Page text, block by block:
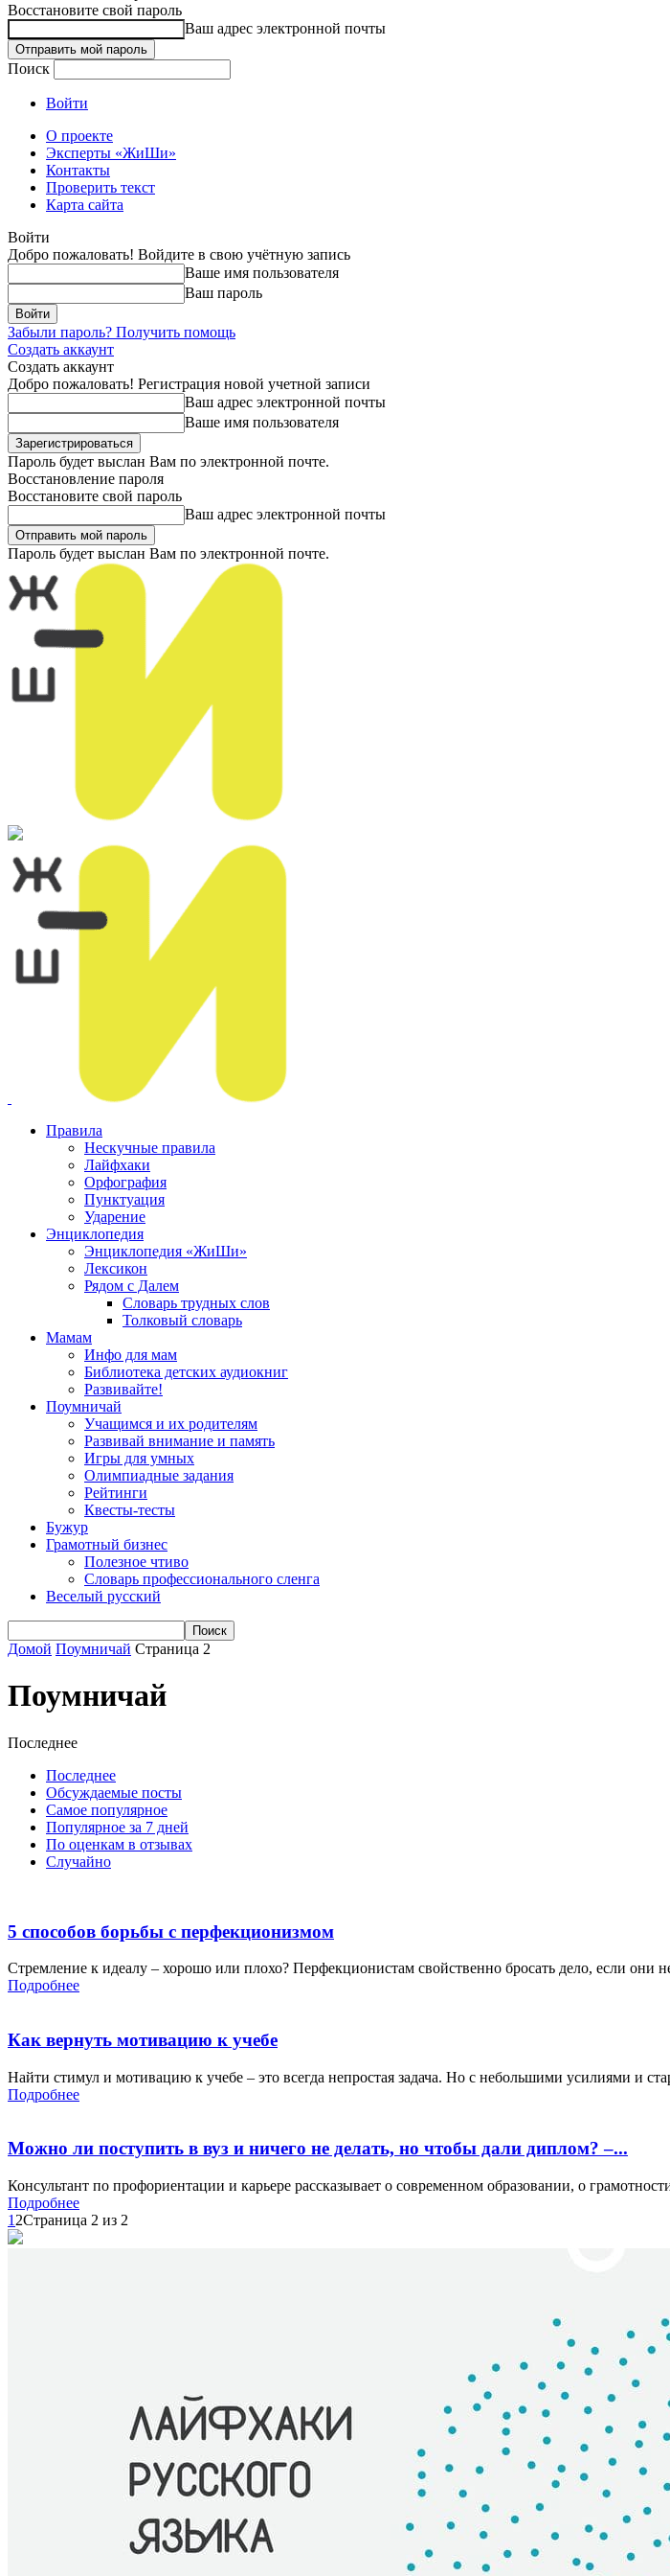
Восстановите свой пароль
Ваш адрес электронной почты
Поиск
Войти
О проекте
Эксперты «ЖиШи»
Контакты
Проверить текст
Карта сайта
Войти
Добро пожаловать! Войдите в свою учётную запись
Ваше имя пользователя
Ваш пароль
Забыли пароль? Получить помощь
Создать аккаунт
Создать аккаунт
Добро пожаловать! Регистрация новой учетной записи
Ваш адрес электронной почты
Ваше имя пользователя
Пароль будет выслан Вам по электронной почте.
Восстановление пароля
Восстановите свой пароль
Ваш адрес электронной почты
Пароль будет выслан Вам по электронной почте.
Правила
Нескучные правила
Лайфхаки
Орфография
Пунктуация
Ударение
Энциклопедия
Энциклопедия «ЖиШи»
Лексикон
Рядом с Далем
Словарь трудных слов
Толковый словарь
Мамам
Инфо для мам
Библиотека детских аудиокниг
Развивайте!
Поумничай
Учащимся и их родителям
Развивай внимание и память
Игры для умных
Олимпиадные задания
Рейтинги
Квесты-тесты
Бужур
Грамотный бизнес
Полезное чтиво
Словарь профессионального сленга
Веселый русский
Домой Поумничай Страница 2
Поумничай
Последнее
Последнее
Обсуждаемые посты
Самое популярное
Популярное за 7 дней
По оценкам в отзывах
Случайно
5 способов борьбы с перфекционизмом
Стремление к идеалу – хорошо или плохо? Перфекционистам свойственно бросать дело, если они
Подробнее
Как вернуть мотивацию к учебе
Найти стимул и мотивацию к учебе – это всегда непростая задача. Но с небольшими усилиями и
Подробнее
Можно ли поступить в вуз и ничего не делать, но чтобы дали диплом? –...
Консультант по профориентации и карьере рассказывает о современном образовании, о
Подробнее
1 2Страница 2 из 2